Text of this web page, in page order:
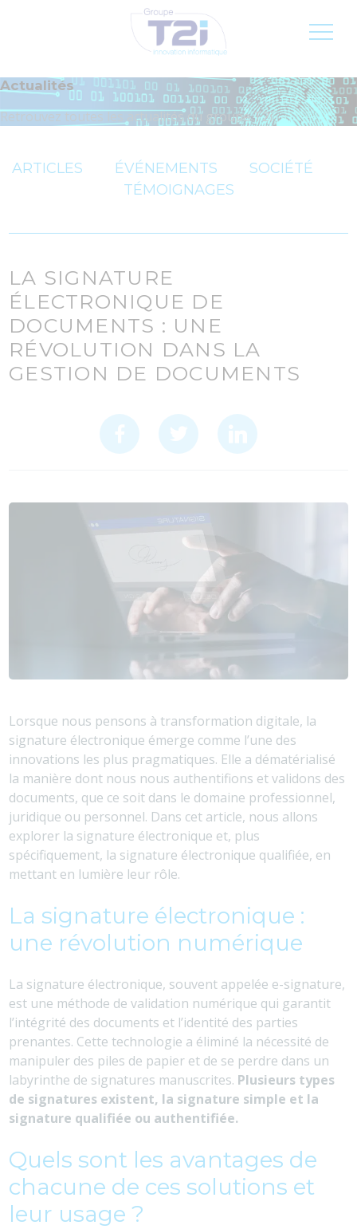
Inscription newsletter
Actualités
Retrouvez toutes les actualités du groupe T2i
ARTICLES ÉVÉNEMENTS
SOCIÉTÉ
TÉMOIGNAGES
LA SIGNATURE
ÉLECTRONIQUE DE
DOCUMENTS : UNE
RÉVOLUTION DANS LA
GESTION DE DOCUMENTS
Lorsque nous pensons à transformation digitale, la
signature électronique émerge comme l’une des
innovations les plus pragmatiques. Elle a dématérialisé
la manière dont nous nous authentifions et validons des
documents, que ce soit dans le domaine professionnel,
juridique ou personnel. Dans cet article, nous allons
explorer la signature électronique et, plus
spécifiquement, la signature électronique qualifiée, en
mettant en lumière leur rôle.
La signature électronique :
une révolution numérique
La signature électronique, souvent appelée e-signature,
est une méthode de validation numérique qui garantit
l’intégrité des documents et l’identité des parties
prenantes. Cette technologie a éliminé la nécessité de
manipuler des piles de papier et de se perdre dans un
labyrinthe de signatures manuscrites. Plusieurs types
de signatures existent, la signature simple et la
signature qualifiée ou authentifiée.
Quels sont les avantages de
chacune de ces solutions et
leur usage ?